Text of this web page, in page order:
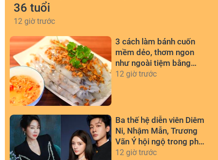
36 tuổi
12 giờ trước
3 cách làm bánh cuốn
mềm dẻo, thơm ngon
như ngoài tiệm bằng
chảo chống dính
12 giờ trước
Ba thế hệ diễn viên Diêm
Ni, Nhậm Mẫn, Trương
Vãn Ý hội ngộ trong phim
mới
12 giờ trước